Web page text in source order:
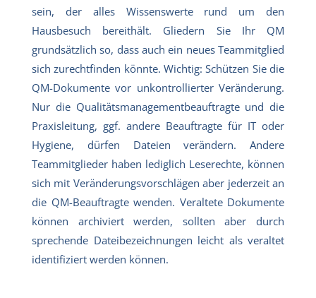
sein, der alles Wissenswerte rund um den
Hausbesuch bereithält. Gliedern Sie Ihr QM
grundsätzlich so, dass auch ein neues Teammitglied
sich zurechtfinden könnte. Wichtig: Schützen Sie die
QM-Dokumente vor unkontrollierter Veränderung.
Nur die Qualitätsmanagementbeauftragte und die
Praxisleitung, ggf. andere Beauftragte für IT oder
Hygiene, dürfen Dateien verändern. Andere
Teammitglieder haben lediglich Leserechte, können
sich mit Veränderungsvorschlägen aber jederzeit an
die QM-Beauftragte wenden. Veraltete Dokumente
können archiviert werden, sollten aber durch
sprechende Dateibezeichnungen leicht als veraltet
identifiziert werden können.